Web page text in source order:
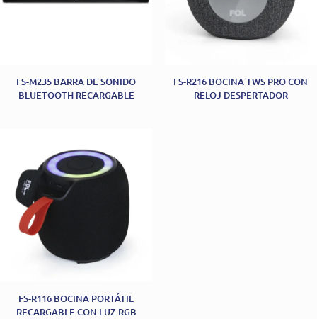
FS-M235 BARRA DE SONIDO
BLUETOOTH RECARGABLE
FS-R216 BOCINA TWS PRO CON
RELOJ DESPERTADOR
FS-R116 BOCINA PORTÁTIL
RECARGABLE CON LUZ RGB